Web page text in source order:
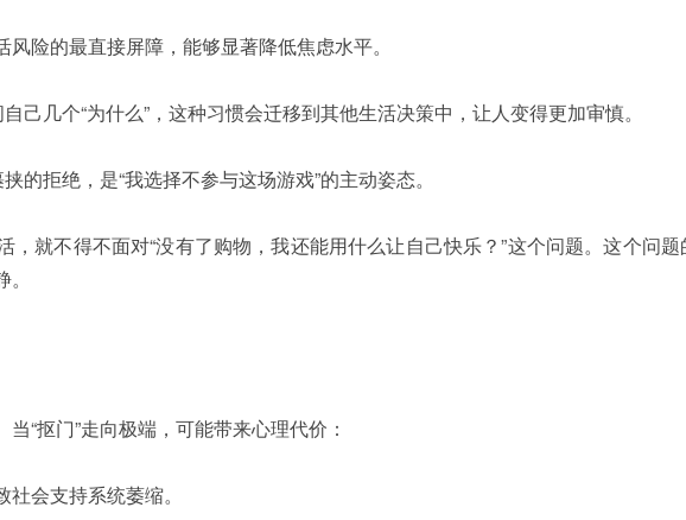
险的最直接屏障，能够显著降低焦虑水平。
己几个“为什么”，这种习惯会迁移到其他生活决策中，让人变得更加审慎。
的拒绝，是“我选择不参与这场游戏”的主动姿态。
，就不得不面对“没有了购物，我还能用什么让自己快乐？”这个问题。这个问
“抠门”走向极端，可能带来心理代价：
会支持系统萎缩。